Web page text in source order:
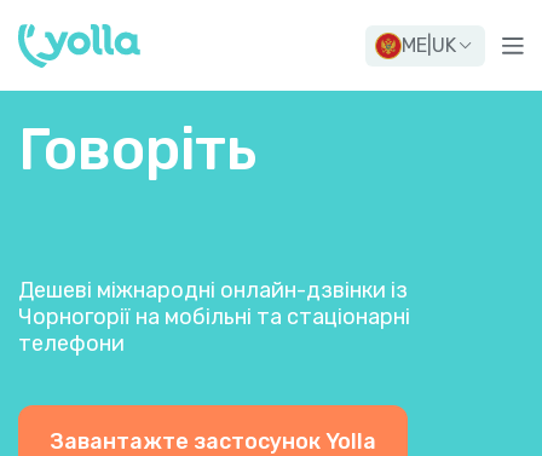
ME UK
Говоріть
Дешеві міжнародні онлайн-дзвінки із
Чорногорії на мобільні та стаціонарні
телефони
Завантажте застосунок Yolla